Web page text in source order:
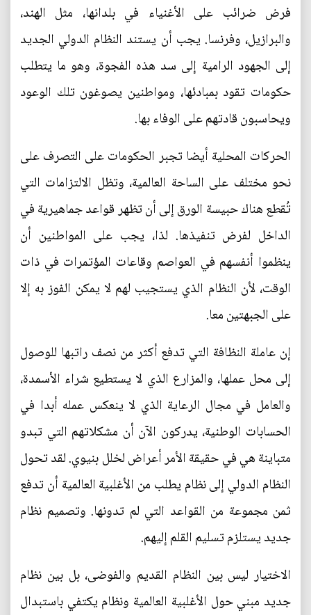
فرض ضرائب على الأغنياء في بلدانها، مثل الهند،
والبرازيل، وفرنسا. يجب أن يستند النظام الدولي الجديد
إلى الجهود الرامية إلى سد هذه الفجوة، وهو ما يتطلب
حكومات تقود بمبادئها، ومواطنين يصوغون تلك الوعود
ويحاسبون قادتهم على الوفاء بها.
الحركات المحلية أيضا تجبر الحكومات على التصرف على
نحو مختلف على الساحة العالمية، وتظل الالتزامات التي
تُقطع هناك حبيسة الورق إلى أن تظهر قواعد جماهيرية في
الداخل لفرض تنفيذها. لذا، يجب على المواطنين أن
ينظموا أنفسهم في العواصم وقاعات المؤتمرات في ذات
الوقت، لأن النظام الذي يستجيب لهم لا يمكن الفوز به إلا
على الجبهتين معا.
إن عاملة النظافة التي تدفع أكثر من نصف راتبها للوصول
إلى محل عملها، والمزارع الذي لا يستطيع شراء الأسمدة،
والعامل في مجال الرعاية الذي لا ينعكس عمله أبدا في
الحسابات الوطنية، يدركون الآن أن مشكلاتهم التي تبدو
متباينة هي في حقيقة الأمر أعراض لخلل بنيوي. لقد تحول
النظام الدولي إلى نظام يطلب من الأغلبية العالمية أن تدفع
ثمن مجموعة من القواعد التي لم تدونها. وتصميم نظام
جديد يستلزم تسليم القلم إليهم.
الاختيار ليس بين النظام القديم والفوضى، بل بين نظام
جديد مبني حول الأغلبية العالمية ونظام يكتفي باستبدال